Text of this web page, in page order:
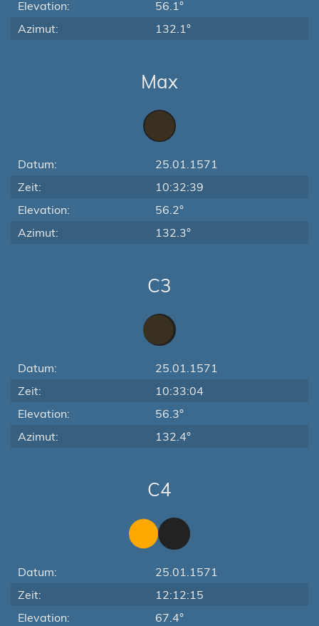
Elevation:
56.1°
Azimut:
132.1°
Max
Datum:
25.01.1571
Zeit:
10:32:39
Elevation:
56.2°
Azimut:
132.3°
C3
Datum:
25.01.1571
Zeit:
10:33:04
Elevation:
56.3°
Azimut:
132.4°
C4
Datum:
25.01.1571
Zeit:
12:12:15
Elevation:
67.4°